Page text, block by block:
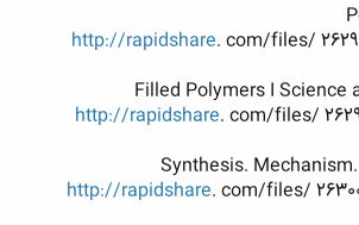
http://rapidshare. com/files/
http://rapidshare. com/files/
http://rapidshare. com/files/